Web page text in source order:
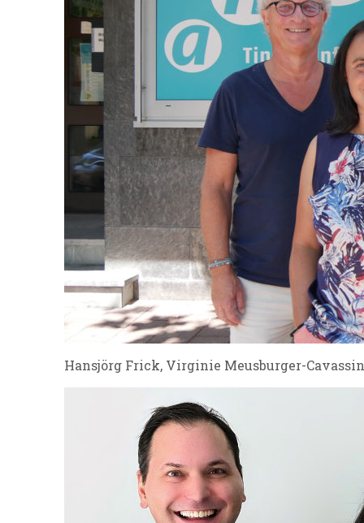
Hansjörg Frick, Virginie Meusburger-